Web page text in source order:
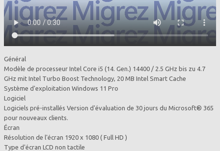
Général
Modèle de processeur Intel Core i5 (14. Gen.) 14400 / 2.5 GHz bis zu 4.7
GHz mit Intel Turbo Boost Technology, 20 MB Intel Smart Cache
Système d'exploitation Windows 11 Pro
Logiciel
Logiciels pré-installés Version d'évaluation de 30 jours du Microsoft® 365
pour nouveaux clients.
Écran
Résolution de l'écran 1920 x 1080 ( Full HD )
Type d'écran LCD non tactile